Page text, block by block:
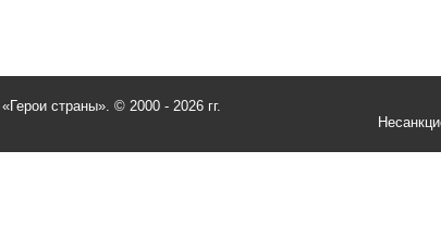
страны». © 2000 - 2026 гг.